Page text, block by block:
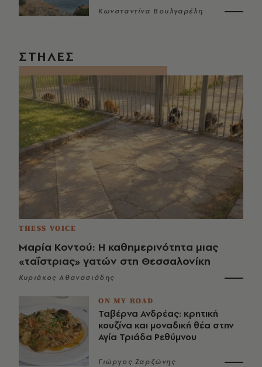
Κωνσταντίνα Βουλγαρέλη
ΣΤΗΛΕΣ
THESS VOICE
Μαρία Κοντού: Η καθημερινότητα μιας
«ταΐστριας» γατών στη Θεσσαλονίκη
Κυριάκος Αθανασιάδης
ON MY ROAD
Ταβέρνα Ανδρέας: κρητική
κουζίνα και μοναδική θέα στην
Αγία Τριάδα Ρεθύμνου
Γιώργος Ζαρζώνης